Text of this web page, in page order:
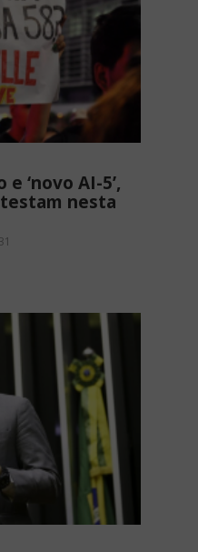
‘novo AI-5’,
nesta